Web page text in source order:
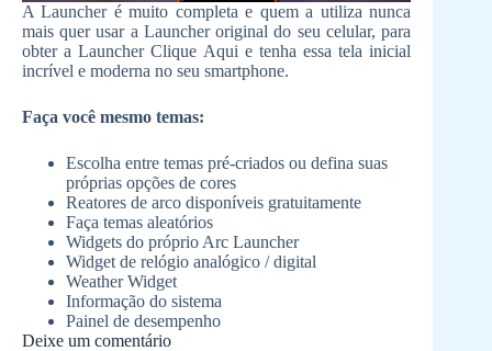
A Launcher é muito completa e quem a utiliza nunca
mais quer usar a Launcher original do seu celular, para
obter a Launcher Clique Aqui e tenha essa tela inicial
incrível e moderna no seu smartphone.
Faça você mesmo temas:
Escolha entre temas pré-criados ou defina suas
próprias opções de cores
Reatores de arco disponíveis gratuitamente
Faça temas aleatórios
Widgets do próprio Arc Launcher
Widget de relógio analógico / digital
Weather Widget
Informação do sistema
Painel de desempenho
Deixe um comentário